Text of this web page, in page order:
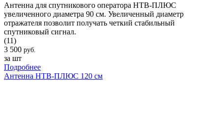
Антенна для спутникового оператора НТВ-ПЛЮС
увеличенного диаметра 90 см. Увеличенный диаметр
отражателя позволит получать четкий стабильный
спутниковый сигнал.
(11)
3 500 руб.
за шт
Подробнее
Антенна НТВ-ПЛЮС 120 см